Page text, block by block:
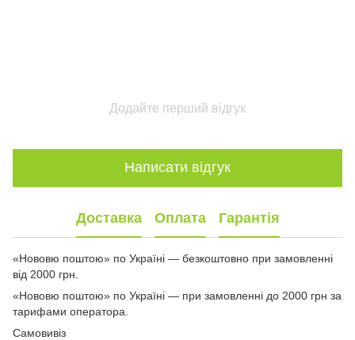
Додайте перший відгук
Написати відгук
Доставка Оплата Гарантія
«Нововю поштою» по Україні — безкоштовно при замовленні
від 2000 грн.
«Нововю поштою» по Україні — при замовленні до 2000 грн за
тарифами оператора.
Самовивіз